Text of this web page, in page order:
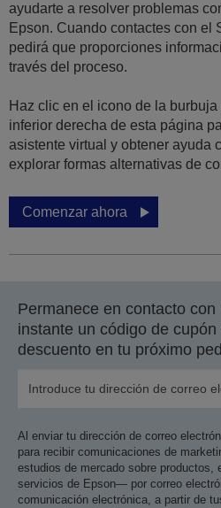
ayudarte a resolver problemas
Epson. Cuando contactes con el
pedirá que proporciones
través del proceso.
Haz clic en el icono de la
inferior derecha de esta página
asistente virtual y obtener ayuda
explorar formas alternativas de
Comenzar ahora
Permanece en contacto con
instante un código de cupón
descuento en tu próximo
Al enviar tu dirección de correo
para recibir comunicaciones de
estudios de mercado sobre productos,
servicios de Epson— por correo
comunicación electrónica, a partir de